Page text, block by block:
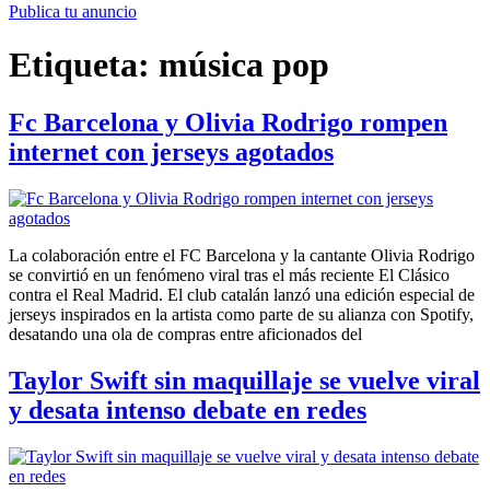
Publica tu anuncio
Etiqueta: música pop
Fc Barcelona y Olivia Rodrigo rompen
internet con jerseys agotados
La colaboración entre el FC Barcelona y la cantante Olivia Rodrigo
se convirtió en un fenómeno viral tras el más reciente El Clásico
contra el Real Madrid. El club catalán lanzó una edición especial de
jerseys inspirados en la artista como parte de su alianza con Spotify,
desatando una ola de compras entre aficionados del
Taylor Swift sin maquillaje se vuelve viral
y desata intenso debate en redes